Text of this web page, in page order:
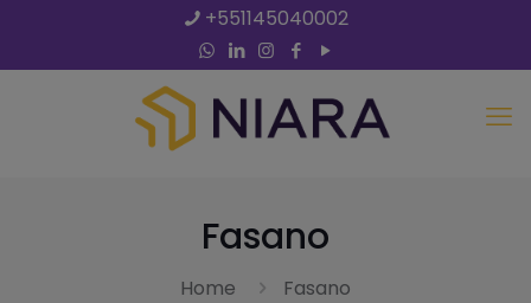
+551145040002
Fasano
Home Fasano